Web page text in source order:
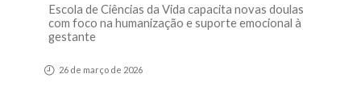
Escola de Ciências da Vida capacita novas doulas
com foco na humanização e suporte emocional à
gestante
26 de março de 2026